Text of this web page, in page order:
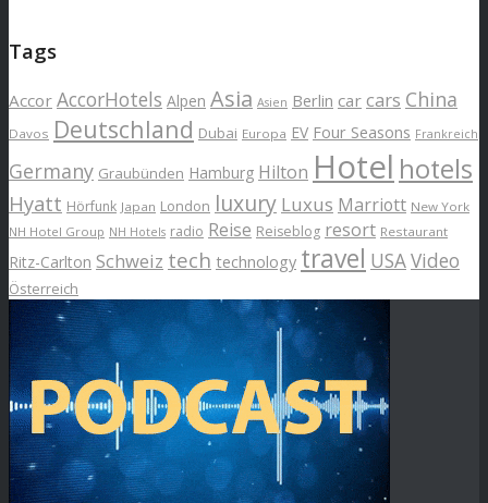
Tags
Accor AccorHotels Alpen Asia Asien Berlin car cars China
Davos Deutschland Dubai Europa EV Four Seasons Frankreich
Germany Graubünden Hamburg Hilton Hotel hotels
Hyatt Hörfunk Japan London luxury Luxus Marriott New York
NH Hotel Group NH Hotels radio Reise Reiseblog resort Restaurant
Ritz-Carlton Schweiz tech technology travel USAVideo
Österreich